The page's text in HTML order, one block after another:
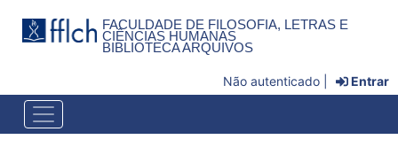
FACULDADE DE FILOSOFIA, LETRAS E
CIÊNCIAS HUMANAS
BIBLIOTECA ARQUIVOS
Não autenticado | Entrar